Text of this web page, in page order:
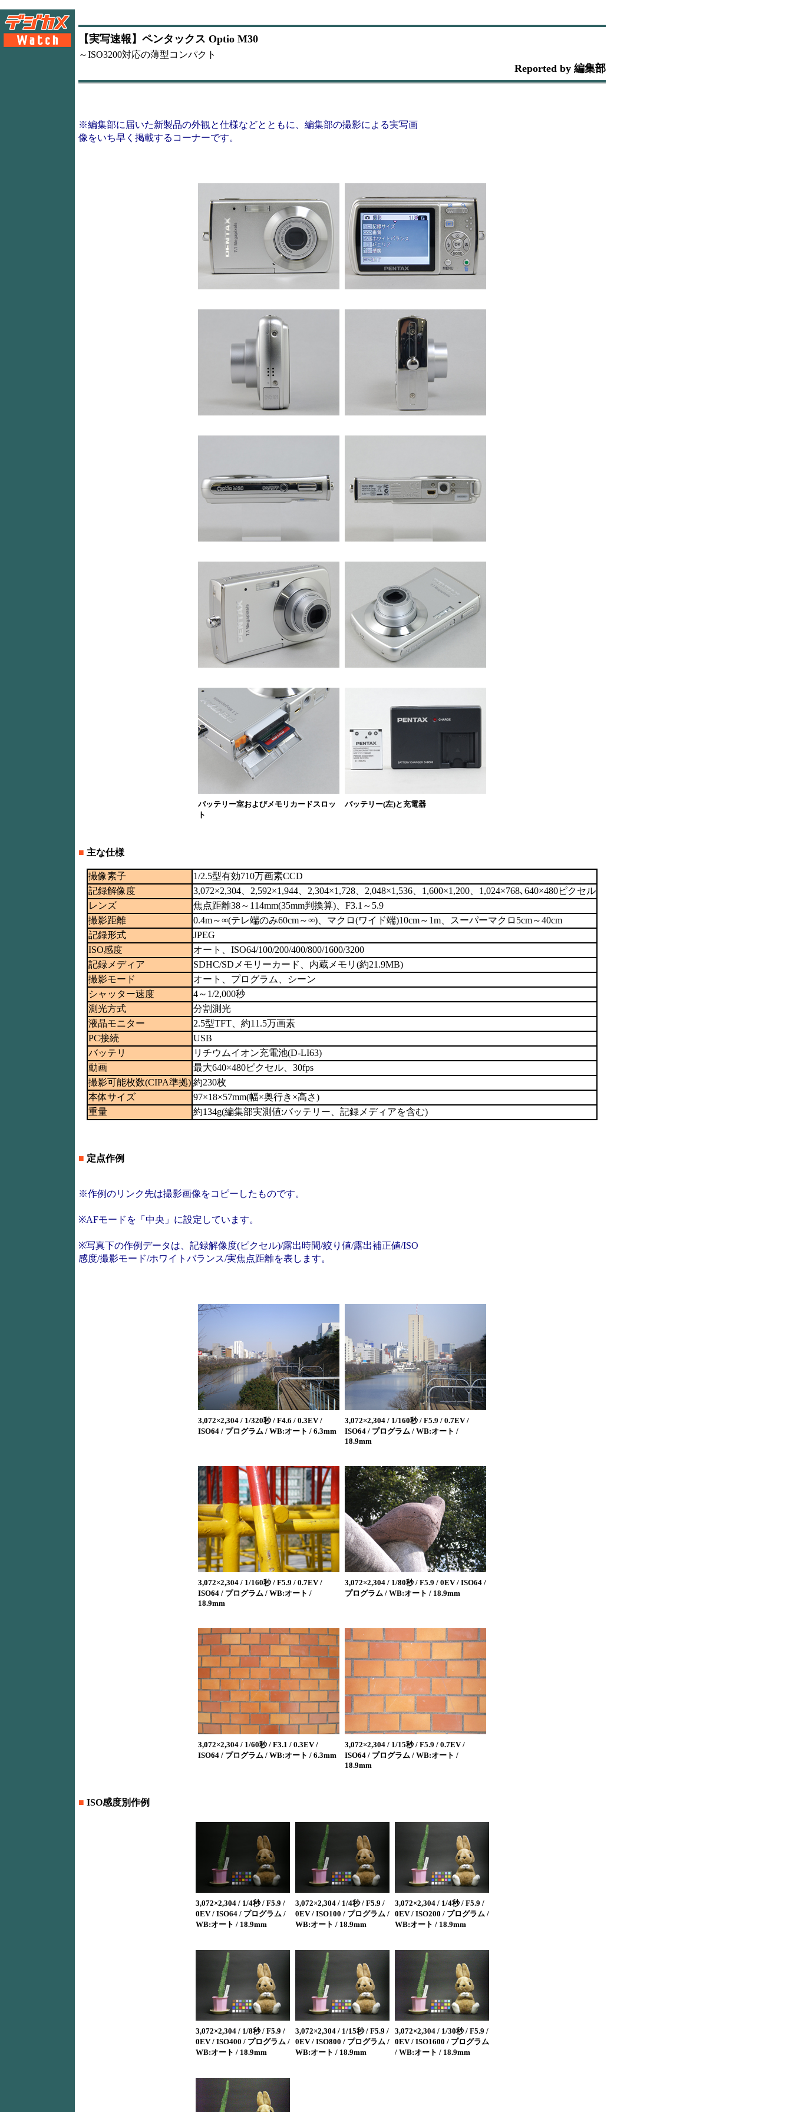
【実写速報】ペンタックス Optio M30
～ISO3200対応の薄型コンパクト
Reported by 編集部
※編集部に届いた新製品の外観と仕様などとともに、編集部の撮影による実写画
像をいち早く掲載するコーナーです。
バッテリー室およびメモリカードスロッ
ト
バッテリー(左)と充電器
■ 主な仕様
撮像素子
1/2.5型有効710万画素CCD
記録解像度
3,072×2,304、2,592×1,944、2,304×1,728、2,048×1,536、1,600×1,200、1,024×768､640×480ピクセル
レンズ
焦点距離38～114mm(35mm判換算)、F3.1～5.9
撮影距離
0.4m～∞(テレ端のみ60cm～∞)、マクロ(ワイド端)10cm～1m、スーパーマクロ5cm～40cm
記録形式
JPEG
ISO感度
オート、ISO64/100/200/400/800/1600/3200
記録メディア
SDHC/SDメモリーカード、内蔵メモリ(約21.9MB)
撮影モード
オート、プログラム、シーン
シャッター速度
4～1/2,000秒
測光方式
分割測光
液晶モニター
2.5型TFT、約11.5万画素
PC接続
USB
バッテリ
リチウムイオン充電池(D-LI63)
動画
最大640×480ピクセル、30fps
撮影可能枚数(CIPA準拠) 約230枚
本体サイズ
97×18×57mm(幅×奥行き×高さ)
重量
約134g(編集部実測値:バッテリー、記録メディアを含む)
■ 定点作例
※作例のリンク先は撮影画像をコピーしたものです。
※AFモードを「中央」に設定しています。
※写真下の作例データは、記録解像度(ピクセル)/露出時間/絞り値/露出補正値/ISO
感度/撮影モード/ホワイトバランス/実焦点距離を表します。
3,072×2,304 / 1/320秒 / F4.6 / 0.3EV /
ISO64 / プログラム / WB:オート / 6.3mm
3,072×2,304 / 1/160秒 / F5.9 / 0.7EV /
ISO64 / プログラム / WB:オート /
18.9mm
3,072×2,304 / 1/160秒 / F5.9 / 0.7EV /
ISO64 / プログラム / WB:オート /
18.9mm
3,072×2,304 / 1/80秒 / F5.9 / 0EV / ISO64 /
プログラム / WB:オート / 18.9mm
3,072×2,304 / 1/60秒 / F3.1 / 0.3EV /
ISO64 / プログラム / WB:オート / 6.3mm
3,072×2,304 / 1/15秒 / F5.9 / 0.7EV /
ISO64 / プログラム / WB:オート /
18.9mm
■ ISO感度別作例
3,072×2,304 / 1/4秒 / F5.9 /
0EV / ISO64 / プログラム /
WB:オート / 18.9mm
3,072×2,304 / 1/4秒 / F5.9 /
0EV / ISO100 / プログラム /
WB:オート / 18.9mm
3,072×2,304 / 1/4秒 / F5.9 /
0EV / ISO200 / プログラム /
WB:オート / 18.9mm
3,072×2,304 / 1/8秒 / F5.9 /
0EV / ISO400 / プログラム /
WB:オート / 18.9mm
3,072×2,304 / 1/15秒 / F5.9 /
0EV / ISO800 / プログラム /
WB:オート / 18.9mm
3,072×2,304 / 1/30秒 / F5.9 /
0EV / ISO1600 / プログラム
/ WB:オート / 18.9mm